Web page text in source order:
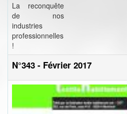
La reconquête
de nos
industries
professionnelles
!
N°343 - Février 2017